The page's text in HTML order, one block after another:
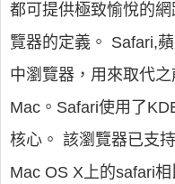
都可提供極致愉悅的
覽器的定義。 Safari,
中瀏覽器，用來取代
Mac。Safari使用了
核心。 該瀏覽器已支
Mac OS X上的safari